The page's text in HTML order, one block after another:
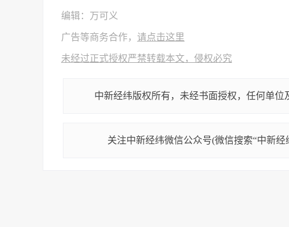
编辑：万可义
广告等商务合作， 请点击这里
未经过正式授权严禁转载本文，侵权必究
中新经纬版权所有，未经书面授权，任何单位
关注中新经纬微信公众号(微信搜索“中新经